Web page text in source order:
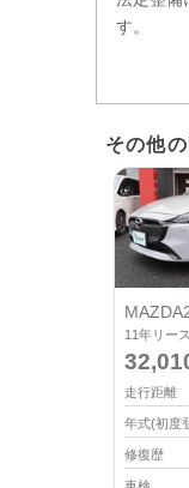
す。
その他
11年リー
走行距離
年式(初度
修復歴